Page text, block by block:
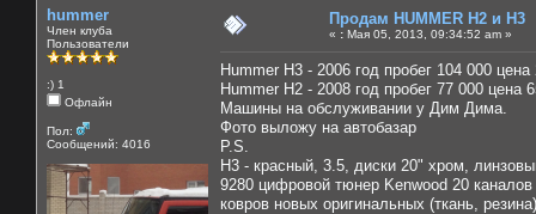
hummer
Член клуба
Пользователи
:) 1
Офлайн
Пол:
Сообщений: 4016
Продам HUMMER H2 и H3
« : Мая 05, 2013, 09:34:52 am »
Hummer H3 - 2006 год пробег 104 000 цена
Hummer H2 - 2008 год пробег 77 000 цена
Машины на обслуживании у Дим Дима.
Фото выложу на автобазар
P.S.
H3 - красный, 3.5, диски 20" хром,
9280 цифровой тюнер Kenwood 20
ковров новых оригинальных (ткань, резина)